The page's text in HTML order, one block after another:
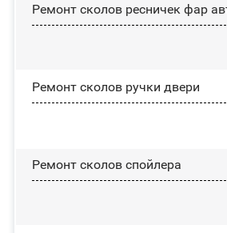
Ремонт сколов ресничек фар
Ремонт сколов ручки двери
Ремонт сколов спойлера